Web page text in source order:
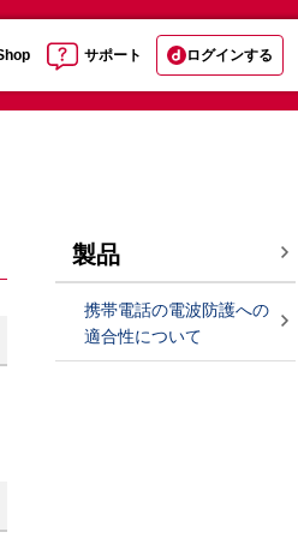
サポート ログインする
製品
携帯電話の電波防護への
適合性について